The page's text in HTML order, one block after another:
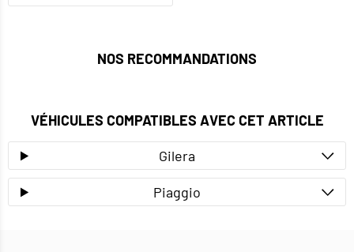
NOS RECOMMANDATIONS
VÉHICULES COMPATIBLES AVEC CET ARTICLE
Gilera
Piaggio